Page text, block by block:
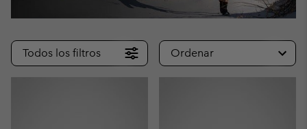
Todos los filtros Ordenar